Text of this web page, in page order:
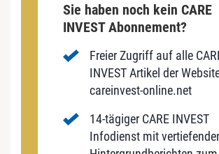
Sie haben noch kein CARE
INVEST Abonnement?
Freier Zugriff auf alle
INVEST Artikel der
careinvest-online.net
14-tägiger CARE INVEST
Infodienst mit